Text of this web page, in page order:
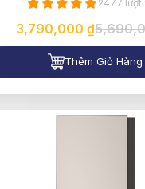
2477 lượt
3,790,000 ₫
Thêm Giỏ Hàng